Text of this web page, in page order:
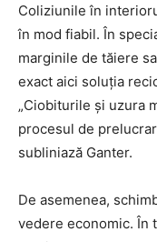
Coliziunile în
în mod fiabil. În
marginile de tăiere
exact aici soluția
„Ciobiturile și uzura
procesul de
subliniază Ganter.
De asemenea,
vedere economic. În